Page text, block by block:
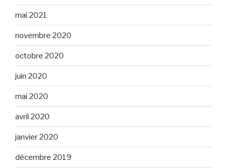
mai 2021
novembre 2020
octobre 2020
juin 2020
mai 2020
avril 2020
janvier 2020
décembre 2019